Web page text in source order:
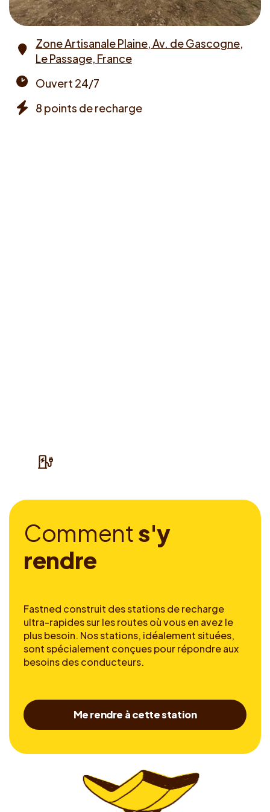
Address
Zone Artisanale Plaine, Av. de Gascogne,
Le Passage, France
times
Ouvert 24/7
8 points de recharge
Comment s'y
rendre
Fastned construit des stations de recharge
ultra-rapides sur les routes où vous en avez le
plus besoin. Nos stations, idéalement situées,
sont spécialement conçues pour répondre aux
besoins des conducteurs.
Me rendre à cette station